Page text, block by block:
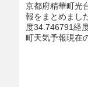
京都府精華町光
報をまとめまし
度34.746791経
町天気予報現在